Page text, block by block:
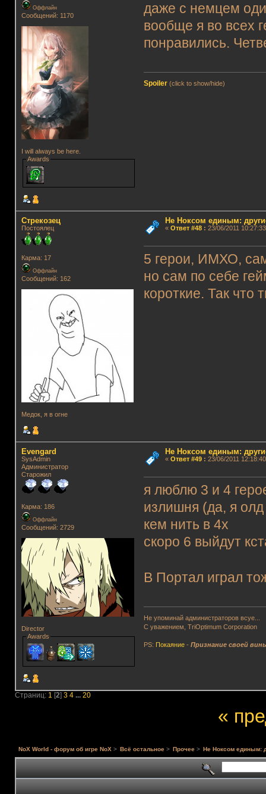
Оффлайн
Сообщений: 1170
I will always be here.
Awards
даже с немцем
вообще я во всех
понравились.
Spoiler (click to show/hide)
Стрекозец
Постоялец
Карма: 17
Оффлайн
Сообщений: 162
Медок, я в огне
Не Ноксом единым:
« Ответ #48: 23/06/2011
5 герои, ИМХО,
но сам по себе
короткие. Так что
Evengard
SysAdmin
Администратор
Старожил
Карма: 186
Оффлайн
Сообщений: 2729
Director
Awards
Не Ноксом единым:
« Ответ #49: 23/06/2011
я люблю 3 и 4
излишня (да, я
кем нить в 4х
скоро 6 выйдут
В Портал играл
Не упоминай администраторов всуе...
С уважением, TriOptimum Corporation
PS: Покаяние -Признание своей
Страниц: 1 [2] 3 4 ... 20
«
NoX World - форум об игре NoX > Всё остальное > Прочее > Не Ноксом единым: